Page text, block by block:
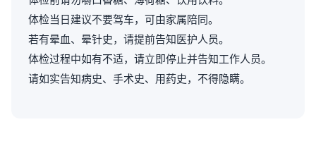
体检当日建议不要驾车，可由家属陪同。
若有晕血、晕针史，请提前告知医护人员。
体检过程中如有不适，请立即停止并告知工作人员。
请如实告知病史、手术史、用药史，不得隐瞒。